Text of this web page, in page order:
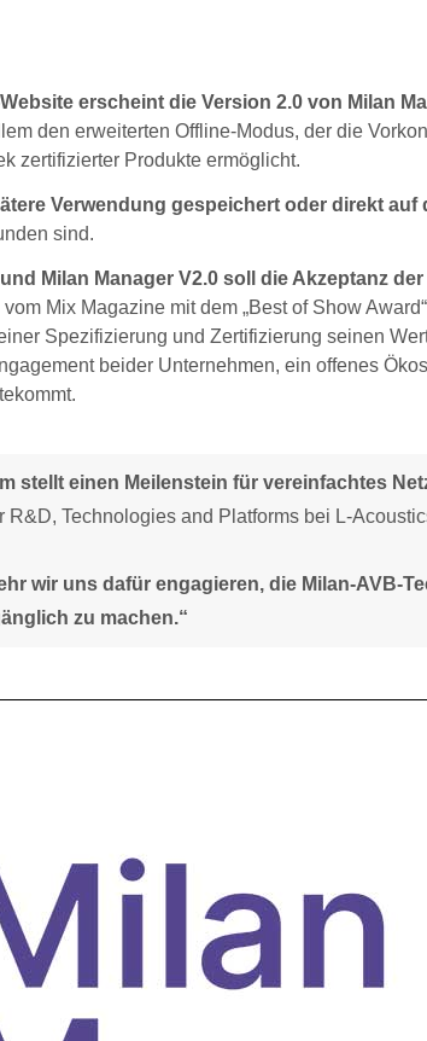
erscheint die Version 2.0 von Milan
den erweiterten Offline-Modus, der die
zertifizierter Produkte ermöglicht.
Verwendung gespeichert oder direkt auf
sind.
Milan Manager V2.0 soll die Akzeptanz
Mix Magazine mit dem „Best of Show
Spezifizierung und Zertifizierung seinen
beider Unternehmen, ein offenes
stellt einen Meilenstein für vereinfachtes
R&D, Technologies and Platforms bei L-
wir uns dafür engagieren, die Milan-AVB-
zu machen.“